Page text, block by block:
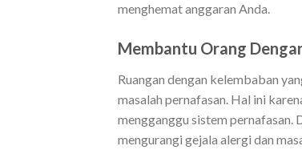
menghemat anggaran Anda.
Membantu Orang
Ruangan dengan kelembaban
masalah pernafasan. Hal ini
mengganggu sistem pernafasan.
mengurangi gejala alergi dan